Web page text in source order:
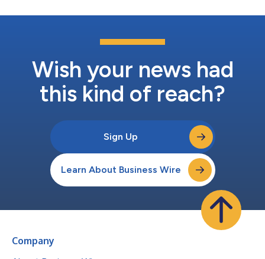
置费用，也消除了环境管理带来的潜在风险。 全新成本标杆
统GAC或IX每立方米0.50至2.00美元的总成本，在经济性上实现
了突破性进展。其主要运营支出仅为约0.5千瓦时/立方米的能耗，
的额外费用和环...
Wish your news had
this kind of reach?
Sign Up
Learn About Business Wire
Company